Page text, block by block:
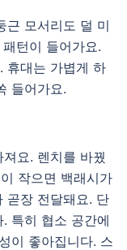
근 모서리도 덜 미
턴이 들어가요.
휴대는 가볍게 하
들어가요.
요. 렌치를 바꿨
작으면 백래시가
곧장 전달돼요. 단
특히 협소 공간에
이 좋아집니다. 스